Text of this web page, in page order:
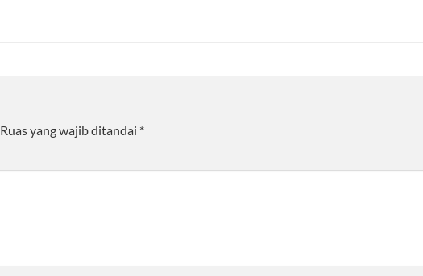
Ruas yang wajib ditandai *